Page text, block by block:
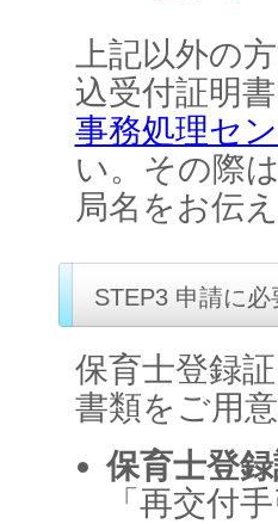
上記以外の
込受付証明
事務処理セ
い。その際
局名をお伝
STEP3 申請に
保育士登録
書類をご用
保育士登
「再交付